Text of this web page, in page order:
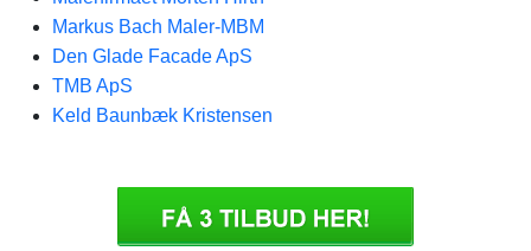
Markus Bach Maler-MBM
Den Glade Facade ApS
TMB ApS
Keld Baunbæk Kristensen